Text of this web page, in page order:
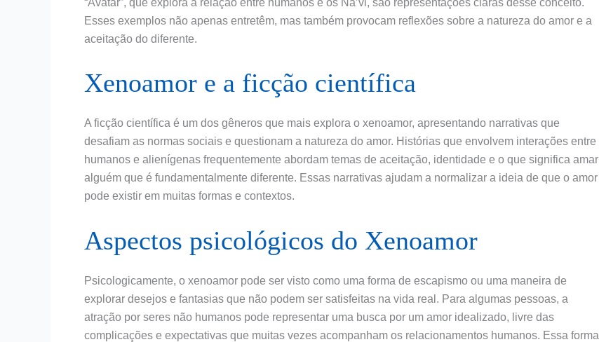
Esses exemplos não apenas entretêm, mas também provocam reflexões sobre a natureza do amor e a
aceitação do diferente.
Xenoamor e a ficção científica
A ficção científica é um dos gêneros que mais explora o xenoamor, apresentando narrativas que
desafiam as normas sociais e questionam a natureza do amor. Histórias que envolvem interações entre
humanos e alienígenas frequentemente abordam temas de aceitação, identidade e o que significa amar
alguém que é fundamentalmente diferente. Essas narrativas ajudam a normalizar a ideia de que o amor
pode existir em muitas formas e contextos.
Aspectos psicológicos do Xenoamor
Psicologicamente, o xenoamor pode ser visto como uma forma de escapismo ou uma maneira de
explorar desejos e fantasias que não podem ser satisfeitas na vida real. Para algumas pessoas, a
atração por seres não humanos pode representar uma busca por um amor idealizado, livre das
complicações e expectativas que muitas vezes acompanham os relacionamentos humanos. Essa forma